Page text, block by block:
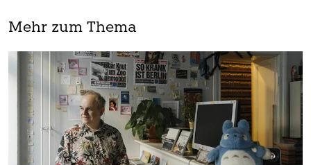
Mehr zum Thema